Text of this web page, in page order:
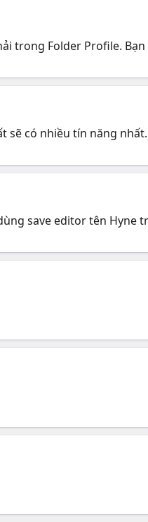
trong Folder Profile.
sẽ có nhiều tín năng nhất.
save editor tên Hyne